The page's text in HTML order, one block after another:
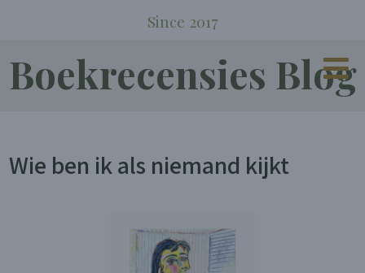
Since 2017
Boekrecensies Blog
Wie ben ik als niemand kijkt